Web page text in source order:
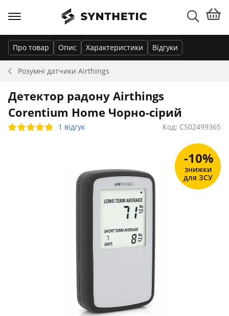
Розумні датчики Airthings
Про товар Опис Характеристики Відгуки
Детектор радону Airthings
Corentium Home Чорно-сірий
1 відгук Код: CS02499365
-10%
знижки
для ЗСУ